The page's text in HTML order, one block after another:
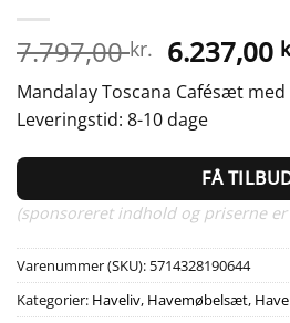
7.797,00kr. Den
pris
var:
7.797,00
6.237,00
Mandalay Toscana Cafésæt
Leveringstid: 8-10 dage
FÅ
(sponsoreret indhold og priserne er
Varenummer (SKU): 5714328190644
Kategorier: Haveliv, Havemøbelsæt,